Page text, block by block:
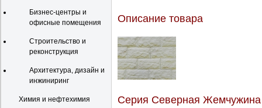
Бизнес-центры и
офисные помещения
Строительство и
реконструкция
Архитектура, дизайн и
инжиниринг
Химия и нефтехимия
Описание товара
Серия Северная Жемчужина